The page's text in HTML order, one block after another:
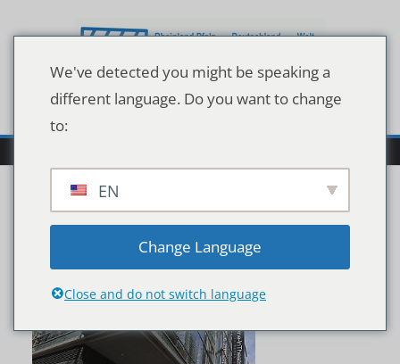
Inhalt
imago0099199048h
We've detected you might be speaking a
different language. Do you want to change
to:
EN
Change Language
Close and do not switch language